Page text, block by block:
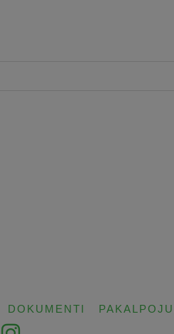
DOKUMENTI